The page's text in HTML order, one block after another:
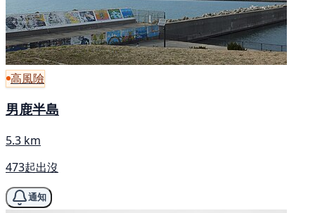
高風險
男鹿半島
5.3 km
473起出沒
通知